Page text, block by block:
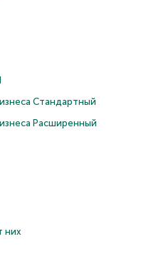
Cтандартный
Расширенный
них